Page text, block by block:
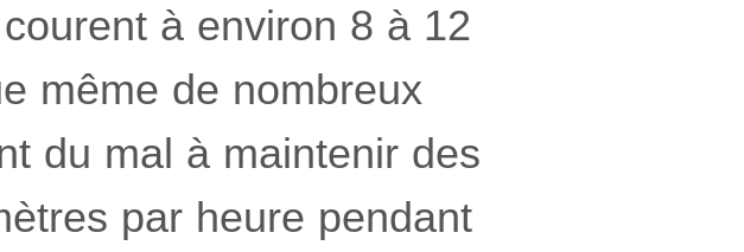
à environ 8 à 12
même de nombreux
du mal à maintenir des
par heure pendant